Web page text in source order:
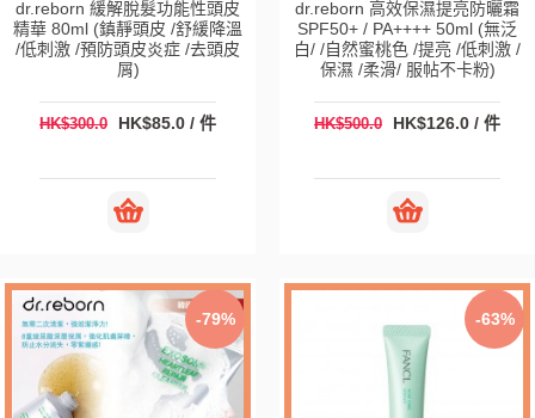
dr.reborn 緩解脫髮功能性頭皮
精華 80ml (鎮靜頭皮 /舒緩降溫
/低刺激 /預防頭皮炎症 /去頭皮
屑)
HK$300.0 HK$85.0 / 件
dr.reborn 高效保濕提亮防曬霜
SPF50+ / PA++++ 50ml (無泛
白/ /自然蜜桃色 /提亮 /低刺激 /
保濕 /柔滑/ 服帖不卡粉)
HK$500.0 HK$126.0 / 件
-79% -63%